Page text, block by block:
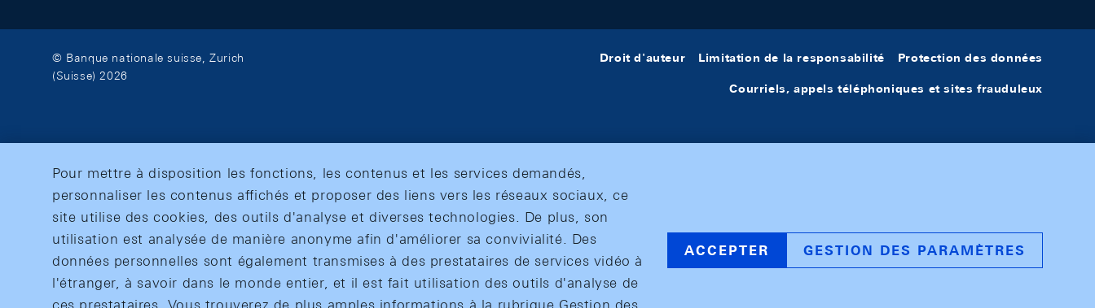
© Banque nationale suisse, Zurich
(Suisse) 2026
Droit d'auteur Limitation de la responsabilité Protection des données
Courriels, appels téléphoniques et sites frauduleux
Pour mettre à disposition les fonctions, les contenus et les services demandés,
personnaliser les contenus affichés et proposer des liens vers les réseaux sociaux, ce
site utilise des cookies, des outils d'analyse et diverses technologies. De plus, son
utilisation est analysée de manière anonyme afin d'améliorer sa convivialité. Des
données personnelles sont également transmises à des prestataires de services vidéo à
l'étranger, à savoir dans le monde entier, et il est fait utilisation des outils d'analyse de
ACCEPTER GESTION DES PARAMÈTRES